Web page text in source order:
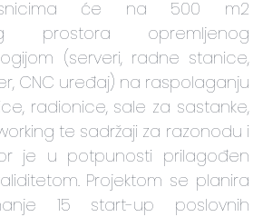
će na 500 m2
prostora opremljenog
(serveri, radne stanice,
CNC uređaj) na raspolaganju
radionice, sale za sastanke,
te sadržaji za razonodu i
je u potpunosti prilagođen
Projektom se planira
15 start-up poslovnih